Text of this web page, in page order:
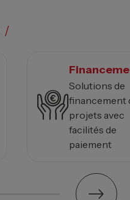
/
Solutions de
financement
projets avec
facilités de
paiement